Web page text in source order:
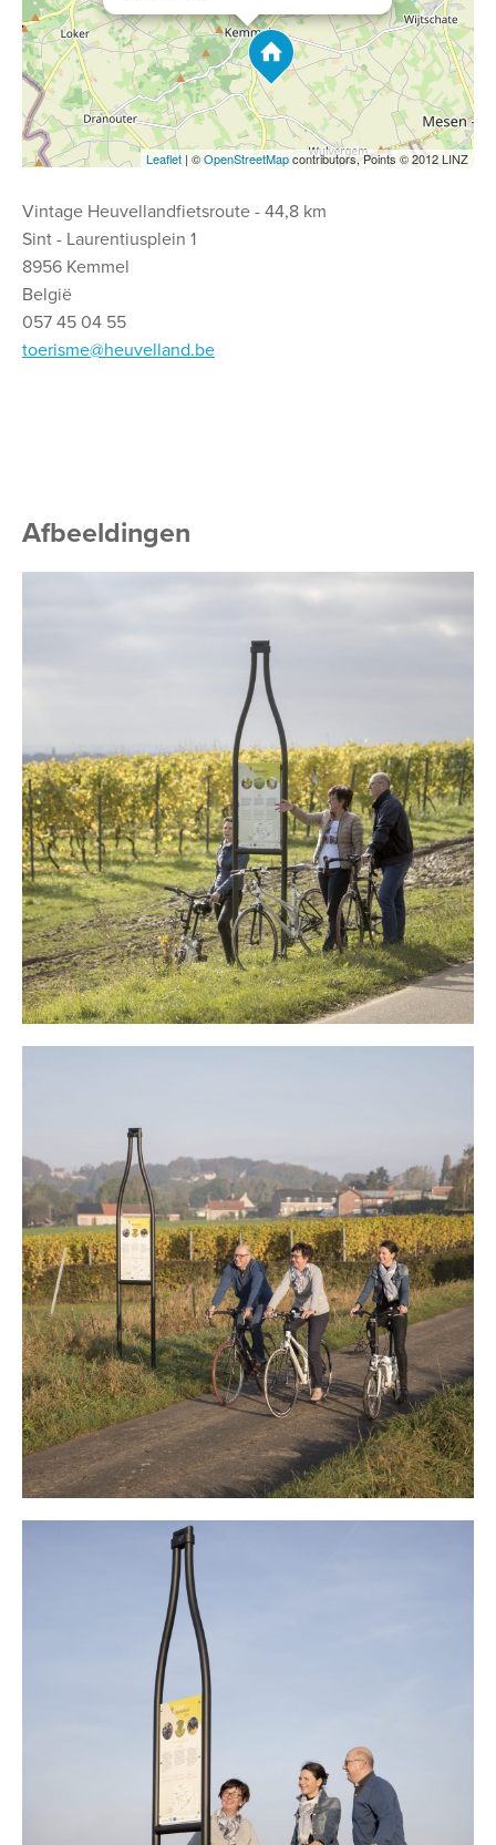
Leaflet | ©OpenStreetMapcontributors, Points © 2012 LINZ
Vintage Heuvellandfietsroute - 44,8 km
Sint - Laurentiusplein 1
8956 Kemmel
België
057 45 04 55
toerisme@heuvelland.be
Afbeeldingen